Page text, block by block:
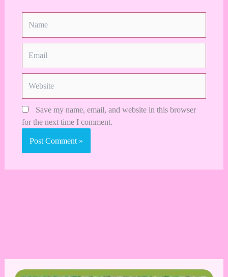
Save my name, email, and website in this browser
for the next time I comment.